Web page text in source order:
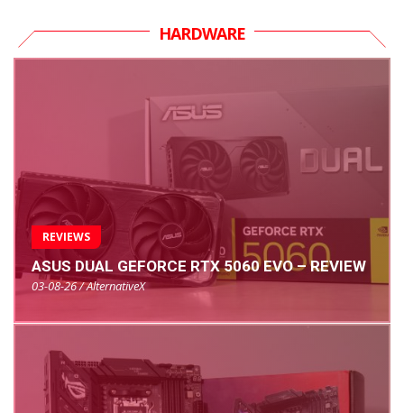
HARDWARE
REVIEWS
ASUS DUAL GEFORCE RTX 5060 EVO – REVIEW
03-08-26 / AlternativeX